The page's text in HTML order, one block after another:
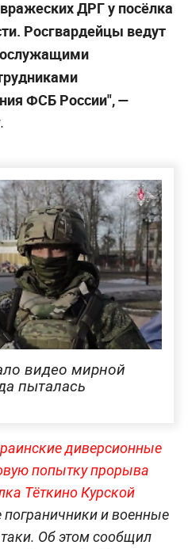
ДРГ у посёлка
Росгвардейцы ведут
ФСБ России", —
видео мирной
пыталась
диверсионные
попытку прорыва
Тёткино Курской
пограничники и военные
Об этом сообщил